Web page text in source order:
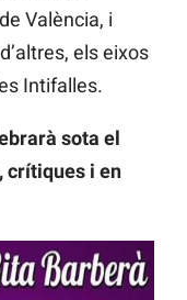
València, i
els eixos
Intifalles.
sota el
crítiques i en